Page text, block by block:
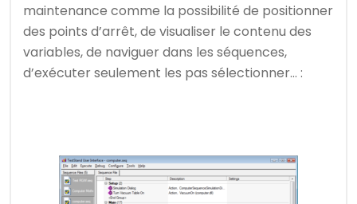
maintenance comme la possibilité de positionner
des points d’arrêt, de visualiser le contenu des
variables, de naviguer dans les séquences,
d’exécuter seulement les pas sélectionner… :